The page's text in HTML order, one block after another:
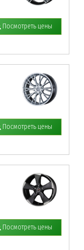
Посмотреть цены
Посмотреть цены
Посмотреть цены